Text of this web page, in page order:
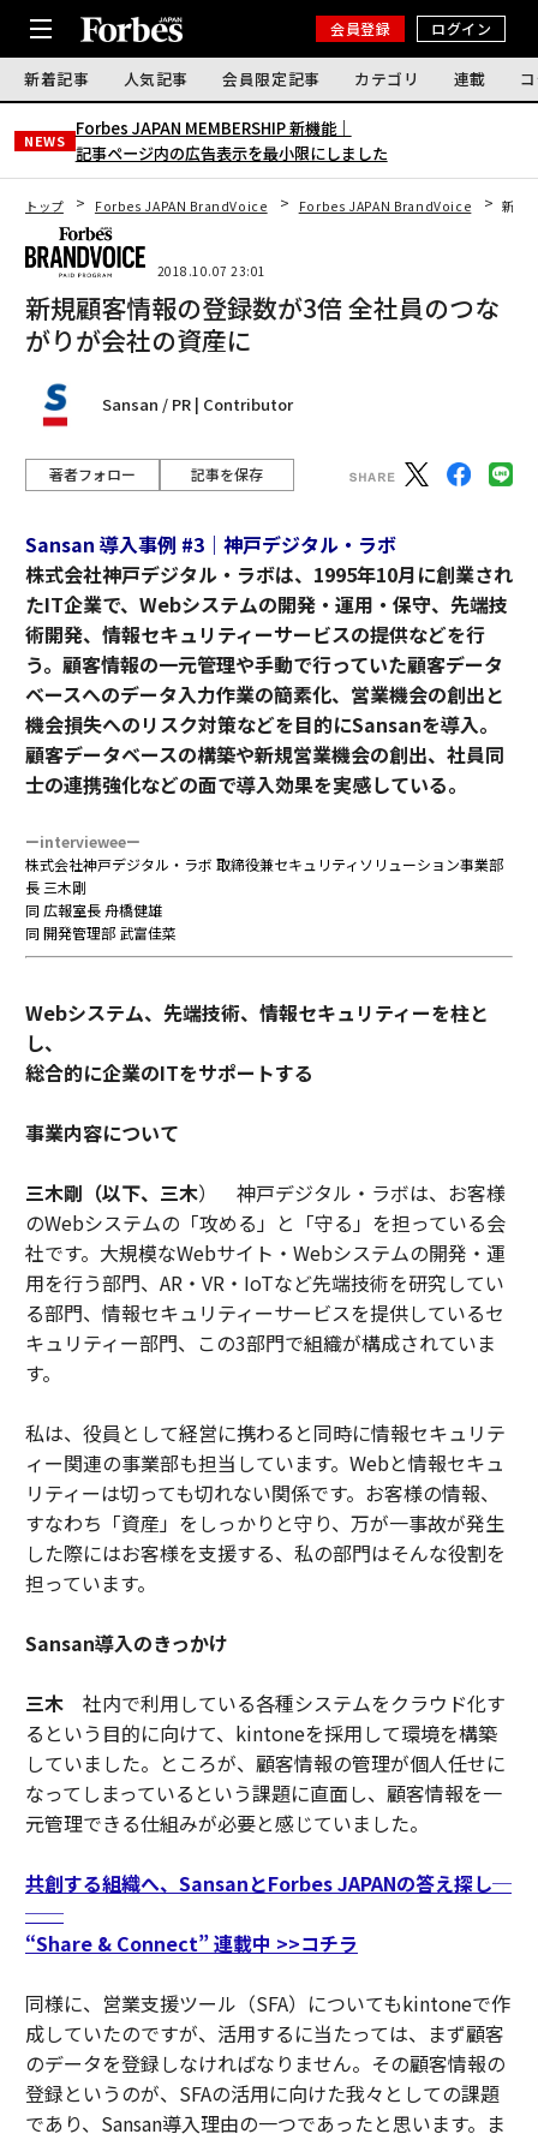
会員登録 ログイン
新着記事 人気記事 会員限定記事 カテゴリ 連載
NEWS
Forbes JAPAN MEMBERSHIP 新機能｜
記事ページ内の広告表示を最小限にしました
トップ Forbes JAPAN BrandVoice Forbes JAPAN BrandVoice 新規
2018.10.07 23:01
新規顧客情報の登録数が3倍 全社員のつな
がりが会社の資産に
Sansan / PR | Contributor
著者フォロー 記事を保存
Sansan 導入事例 #3｜神戸デジタル・ラボ
株式会社神戸デジタル・ラボは、1995年10月に創業され
たIT企業で、Webシステムの開発・運用・保守、先端技
術開発、情報セキュリティーサービスの提供などを行
う。顧客情報の一元管理や手動で行っていた顧客データ
ベースへのデータ入力作業の簡素化、営業機会の創出と
機会損失へのリスク対策などを目的にSansanを導入。
顧客データベースの構築や新規営業機会の創出、社員同
士の連携強化などの面で導入効果を実感している。
ーintervieweeー
株式会社神戸デジタル・ラボ 取締役兼セキュリティソリューション事業部
長 三木剛
同 広報室長 舟橋健雄
同 開発管理部 武富佳菜
Webシステム、先端技術、情報セキュリティーを柱と
し、
総合的に企業のITをサポートする
事業内容について
三木剛（以下、三木） 神戸デジタル・ラボは、お客様
のWebシステムの「攻める」と「守る」を担っている会
社です。大規模なWebサイト・Webシステムの開発・運
用を行う部門、AR・VR・IoTなど先端技術を研究してい
る部門、情報セキュリティーサービスを提供しているセ
キュリティー部門、この3部門で組織が構成されていま
す。
私は、役員として経営に携わると同時に情報セキュリテ
ィー関連の事業部も担当しています。Webと情報セキュ
リティーは切っても切れない関係です。お客様の情報、
すなわち「資産」をしっかりと守り、万が一事故が発生
した際にはお客様を支援する、私の部門はそんな役割を
担っています。
Sansan導入のきっかけ
三木社内で利用している各種システムをクラウド化す
るという目的に向けて、kintoneを採用して環境を構築
していました。ところが、顧客情報の管理が個人任せに
なってしまっているという課題に直面し、顧客情報を一
元管理できる仕組みが必要と感じていました。
共創する組織へ、SansanとForbes JAPANの答え探し─
──
“Share & Connect” 連載中 >>コチラ
同様に、営業支援ツール（SFA）についてもkintoneで作
成していたのですが、活用するに当たっては、まず顧客
のデータを登録しなければなりません。その顧客情報の
登録というのが、SFAの活用に向けた我々としての課題
であり、Sansan導入理由の一つであったと思います。ま